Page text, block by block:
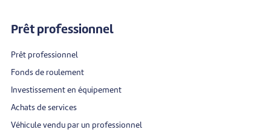
Prêt professionnel
Prêt professionnel
Fonds de roulement
Investissement en équipement
Achats de services
Véhicule vendu par un professionnel